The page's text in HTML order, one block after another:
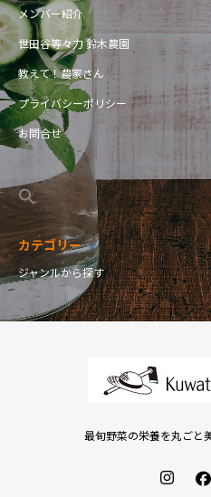
メンバー紹介
世田谷等々力 鈴木農園
教えて！農家さん
プライバシーポリシー
お問合せ
カテゴリー
ジャンルから探す
最旬野菜の栄養を丸ごと